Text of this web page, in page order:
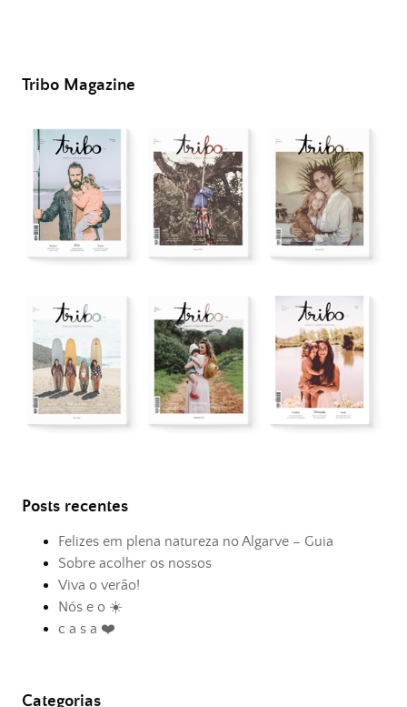
Tribo Magazine
Posts recentes
Felizes em plena natureza no Algarve – Guia
Sobre acolher os nossos
Viva o verão!
Nós e o ☀️
c a s a ❤️
Categorias